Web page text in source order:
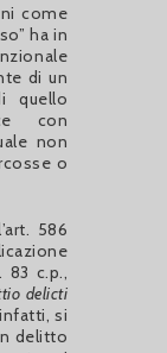
come
ha in
di un
quello
con
non
o
586
83 c.p.,
delicti
si
delitto